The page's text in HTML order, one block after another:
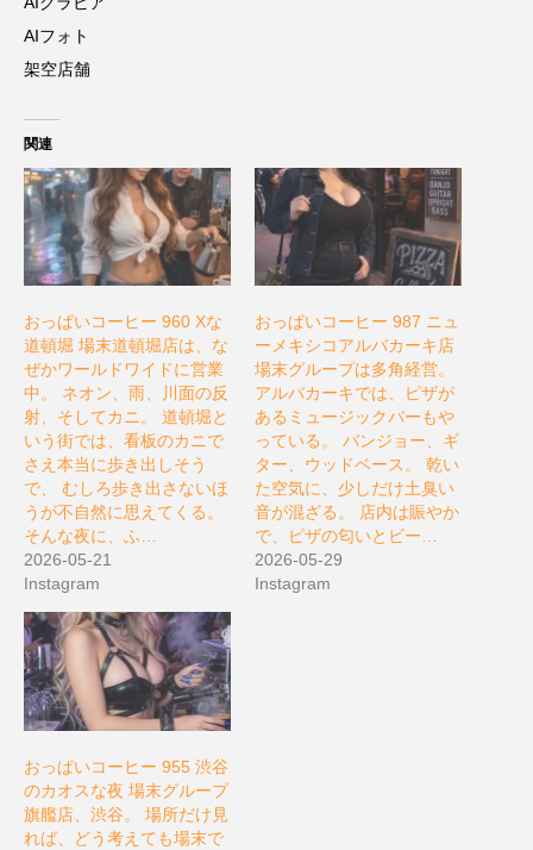
AIフォト
架空店舗
関連
おっぱいコーヒー 960 Xな
道頓堀 場末道頓堀店は、な
ぜかワールドワイドに営業
中。 ネオン、雨、川面の反
射、そしてカニ。 道頓堀と
いう街では、看板のカニで
さえ本当に歩き出しそう
で、 むしろ歩き出さないほ
うが不自然に思えてくる。
そんな夜に、ふ…
2026-05-21
Instagram
おっぱいコーヒー 987 ニュ
ーメキシコアルバカーキ店
場末グループは多角経営。
アルバカーキでは、ピザが
あるミュージックバーもや
っている。 バンジョー、ギ
ター、ウッドベース。 乾い
た空気に、少しだけ土臭い
音が混ざる。 店内は賑やか
で、ピザの匂いとビー…
2026-05-29
Instagram
おっぱいコーヒー 955 渋谷
のカオスな夜 場末グループ
旗艦店、渋谷。 場所だけ見
れば、どう考えても場末で